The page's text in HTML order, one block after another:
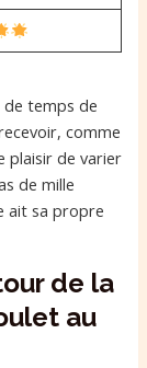
de temps de
comme
plaisir de varier
de mille
ait sa propre
de la
au